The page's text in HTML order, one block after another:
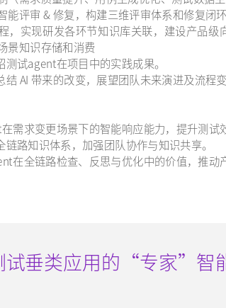
能评审 & 修复，构建三维评审体系和修复闭
，实现研发各环节知识库关联，建设产品
景知识存储和消费
试agent在项目中的实践成果。
结 AI 带来的改变，展望团队未来演进及流程
需求变更场景下的智能响应能力，提升测试
路知识体系，加强团队协作与知识共享。
在全链路检查、反思与优化中的价值，推动
试垂类应用的“专家”智